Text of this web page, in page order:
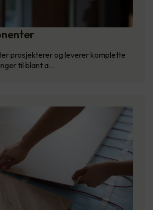
prosjekterer og leverer komplette
til blant a…